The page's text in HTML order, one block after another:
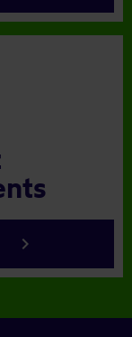
keyboard_arrow_right